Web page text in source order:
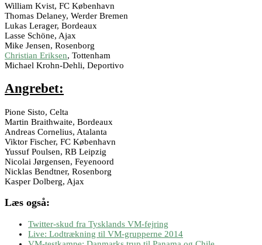
William Kvist, FC København
Thomas Delaney, Werder Bremen
Lukas Lerager, Bordeaux
Lasse Schöne, Ajax
Mike Jensen, Rosenborg
Christian Eriksen, Tottenham
Michael Krohn-Dehli, Deportivo
Angrebet:
Pione Sisto, Celta
Martin Braithwaite, Bordeaux
Andreas Cornelius, Atalanta
Viktor Fischer, FC København
Yussuf Poulsen, RB Leipzig
Nicolai Jørgensen, Feyenoord
Nicklas Bendtner, Rosenborg
Kasper Dolberg, Ajax
Læs også:
Twitter-skud fra Tysklands VM-fejring
Live: Lodtrækning til VM-grupperne 2014